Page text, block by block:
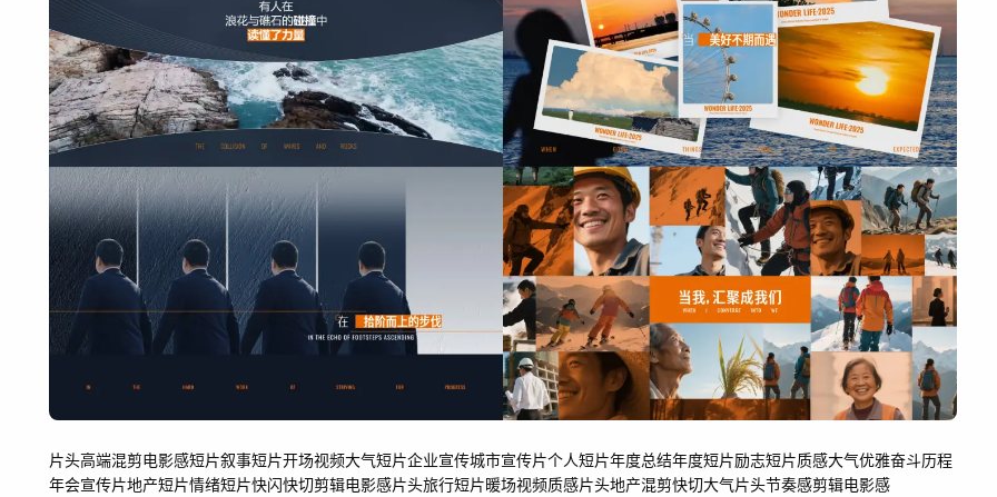
片头高端混剪电影感短片叙事短片开场视频大气短片企业宣传城市宣传片个人短片年度总结年度短片励志短片质感大气优雅奋斗历程
年会宣传片地产短片情绪短片快闪快切剪辑电影感片头旅行短片暖场视频质感片头地产混剪快切大气片头节奏感剪辑电影感